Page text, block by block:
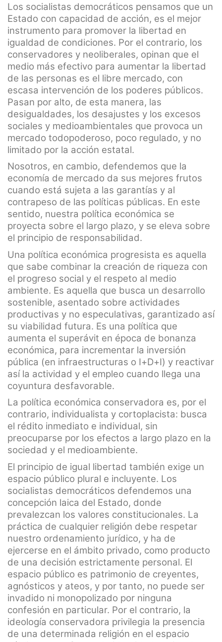
Los socialistas democráticos pensamos que un
Estado con capacidad de acción, es el mejor
instrumento para promover la libertad en
igualdad de condiciones. Por el contrario, los
conservadores y neoliberales, opinan que el
medio más efectivo para aumentar la libertad
de las personas es el libre mercado, con
escasa intervención de los poderes públicos.
Pasan por alto, de esta manera, las
desigualdades, los desajustes y los excesos
sociales y medioambientales que provoca un
mercado todopoderoso, poco regulado, y no
limitado por la acción estatal.
Nosotros, en cambio, defendemos que la
economía de mercado da sus mejores frutos
cuando está sujeta a las garantías y al
contrapeso de las políticas públicas. En este
sentido, nuestra política económica se
proyecta sobre el largo plazo, y se eleva sobre
el principio de responsabilidad.
Una política económica progresista es aquella
que sabe combinar la creación de riqueza con
el progreso social y el respeto al medio
ambiente. Es aquella que busca un desarrollo
sostenible, asentado sobre actividades
productivas y no especulativas, garantizado así
su viabilidad futura. Es una política que
aumenta el superávit en época de bonanza
económica, para incrementar la inversión
pública (en infraestructuras o I+D+I) y reactivar
así la actividad y el empleo cuando llega una
coyuntura desfavorable.
La política económica conservadora es, por el
contrario, individualista y cortoplacista: busca
el rédito inmediato e individual, sin
preocuparse por los efectos a largo plazo en la
sociedad y el medioambiente.
El principio de igual libertad también exige un
espacio público plural e incluyente. Los
socialistas democráticos defendemos una
concepción laica del Estado, donde
prevalezcan los valores constitucionales. La
práctica de cualquier religión debe respetar
nuestro ordenamiento jurídico, y ha de
ejercerse en el ámbito privado, como producto
de una decisión estrictamente personal. El
espacio público es patrimonio de creyentes,
agnósticos y ateos, y por tanto, no puede ser
invadido ni monopolizado por ninguna
confesión en particular. Por el contrario, la
ideología conservadora privilegia la presencia
de una determinada religión en el espacio